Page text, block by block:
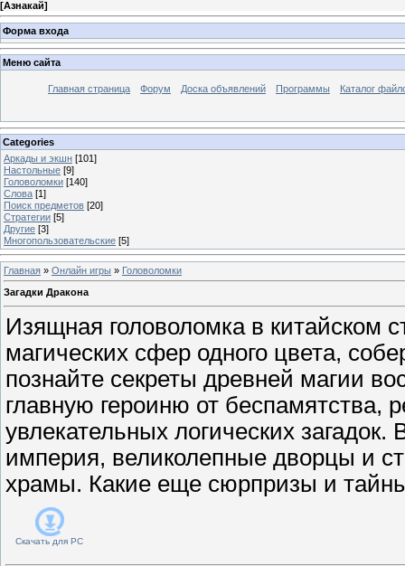
[Азнакай]
Форма входа
Меню сайта
Главная страница Форум Доска объявлений Программы Каталог
Categories
Аркады и экшн [101]
Настольные [9]
Головоломки [140]
Слова [1]
Поиск предметов [20]
Стратегии [5]
Другие [3]
Многопользовательские [5]
Главная » Онлайн игры » Головоломки
Загадки Дракона
Изящная головоломка в китайском
магических сфер одного цвета,
познайте секреты древней магии
главную героиню от беспамятства,
увлекательных логических
империя, великолепные дворцы и
храмы. Какие еще сюрпризы и
Скачать для PC